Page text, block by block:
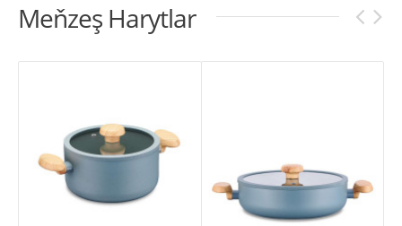
Meňzeş Harytlar